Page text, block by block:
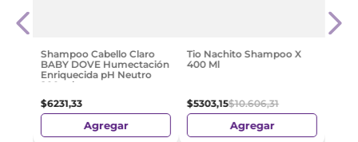
Shampoo Cabello Claro
BABY DOVE Humectación
Enriquecida pH Neutro
200 ml
$6231,33
Agregar
Tio Nachito Shampoo X
400 Ml
$5303,15$10.606,31
Agregar